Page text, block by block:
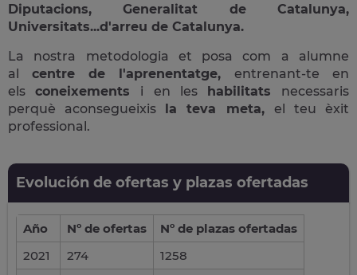
Diputacions, Generalitat de Catalunya,
Universitats...d'arreu de Catalunya.
La nostra metodologia et posa com a alumne
al centre de l'aprenentatge, entrenant-te en
elsconeixements i en les habilitats necessaris
perquè aconsegueixis la teva meta, el teu èxit
professional.
Evolución de ofertas y plazas ofertadas
Año Nº de ofertas
Nº de plazas ofertadas
2021
274 1258